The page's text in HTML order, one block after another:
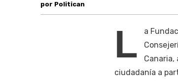
por Politican
L
a
Canaria,
ciudadanía a